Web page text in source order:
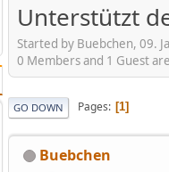
Unterstützt
Started by Buebchen, 09.
0 Members and 1 Guest
GO DOWN Pages 1
Buebchen